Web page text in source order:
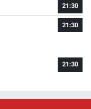
21:30
21:30
21:30